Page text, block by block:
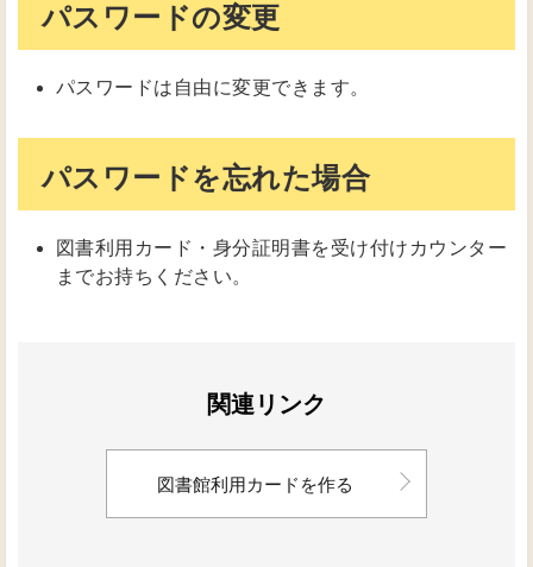
パスワードの変更
パスワードは自由に変更できます。
パスワードを忘れた場合
図書利用カード・身分証明書を受け付けカウンター
までお持ちください。
関連リンク
図書館利用カードを作る